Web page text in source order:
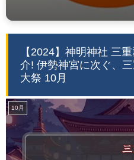
【2024】神明神社 三
介! 伊勢神宮に次ぐ、
大祭 10月
10月